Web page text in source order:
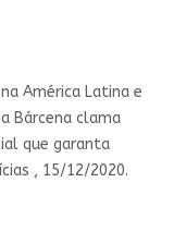
América Latina e
Bárcena clama
que garanta
, 15/12/2020.